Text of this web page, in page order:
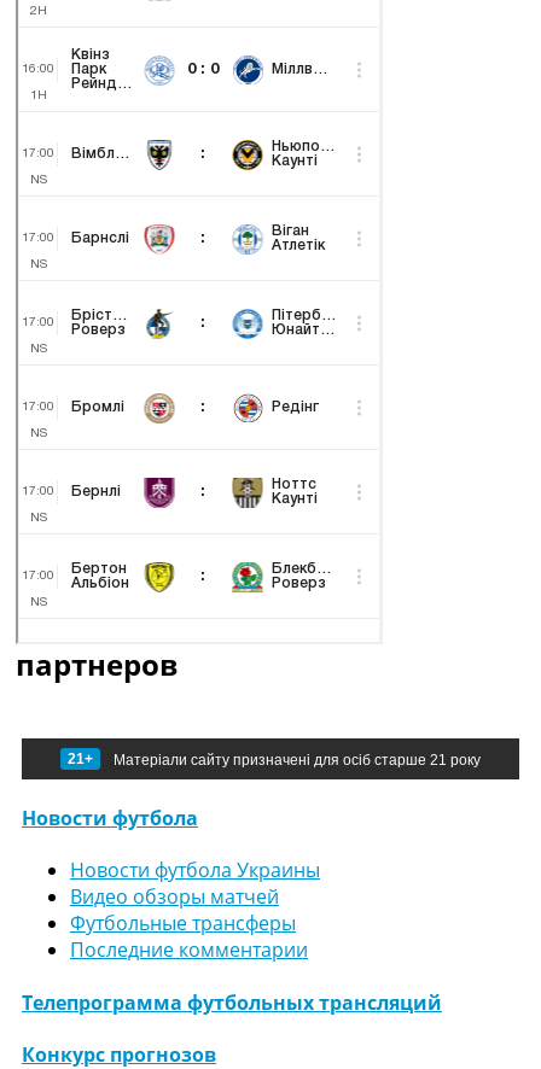
партнеров
21+ Матеріали сайту призначені для осіб старше 21 року
Новости футбола
Новости футбола Украины
Видео обзоры матчей
Футбольные трансферы
Последние комментарии
Телепрограмма футбольных трансляций
Конкурс прогнозов